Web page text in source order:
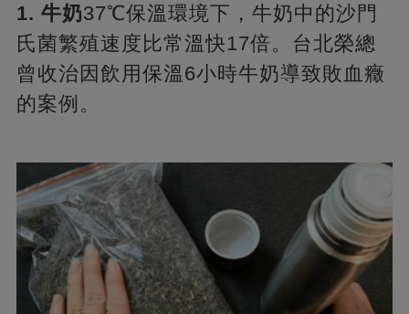
​1. 牛奶​​37℃保溫環境下，牛奶中的沙門
氏菌繁殖速度比常溫快17倍。台北榮總
曾收治因飲用保溫6小時牛奶導致敗血癥
的案例。